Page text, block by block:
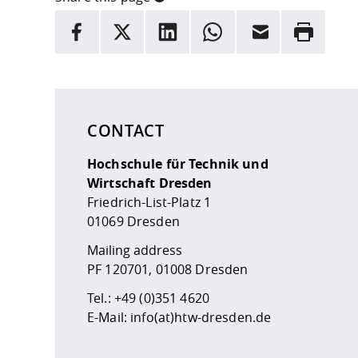
INFORMATION
facebook
X LinkedInwhatsappEmail Rrint
CONTACT
Hochschule für Technik und
Wirtschaft Dresden
Friedrich-List-Platz 1
01069 Dresden
Mailing address
PF 120701, 01008 Dresden
Tel.: +49 (0)351 4620
E-Mail: info(at)htw-dresden.de